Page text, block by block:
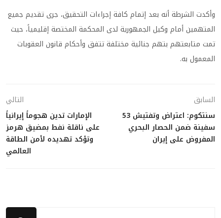
وأكدت الشرطة أنه بعد إتمام كافة إجراءات التحقيق، جرى تقديم جميع
المتهمين أمام وكيل الجمهورية لدى المحكمة المختصة إقليمياً، حيث
تمت متابعتهم بتهم جنائية مختلفة تتفق وأحكام قانون العقوبات
المعمول به.
السابق
سنتكوم: اعتراض وتفتيش 53
سفينة ضمن الحصار البحري
المفروض على إيران
التالي
الإمارات تدين هجوماً إيرانياً
على ناقلة نفط بمضيق هرمز
وتؤكد تهديده لأمن الطاقة
العالمي